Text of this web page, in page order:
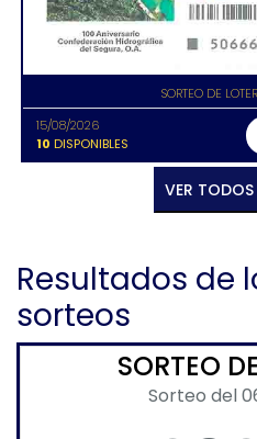
SORTEO DE
15/08/2026
10 DISPONIBLES
Resultados de
sorteos
SORTEO
Sorteo del